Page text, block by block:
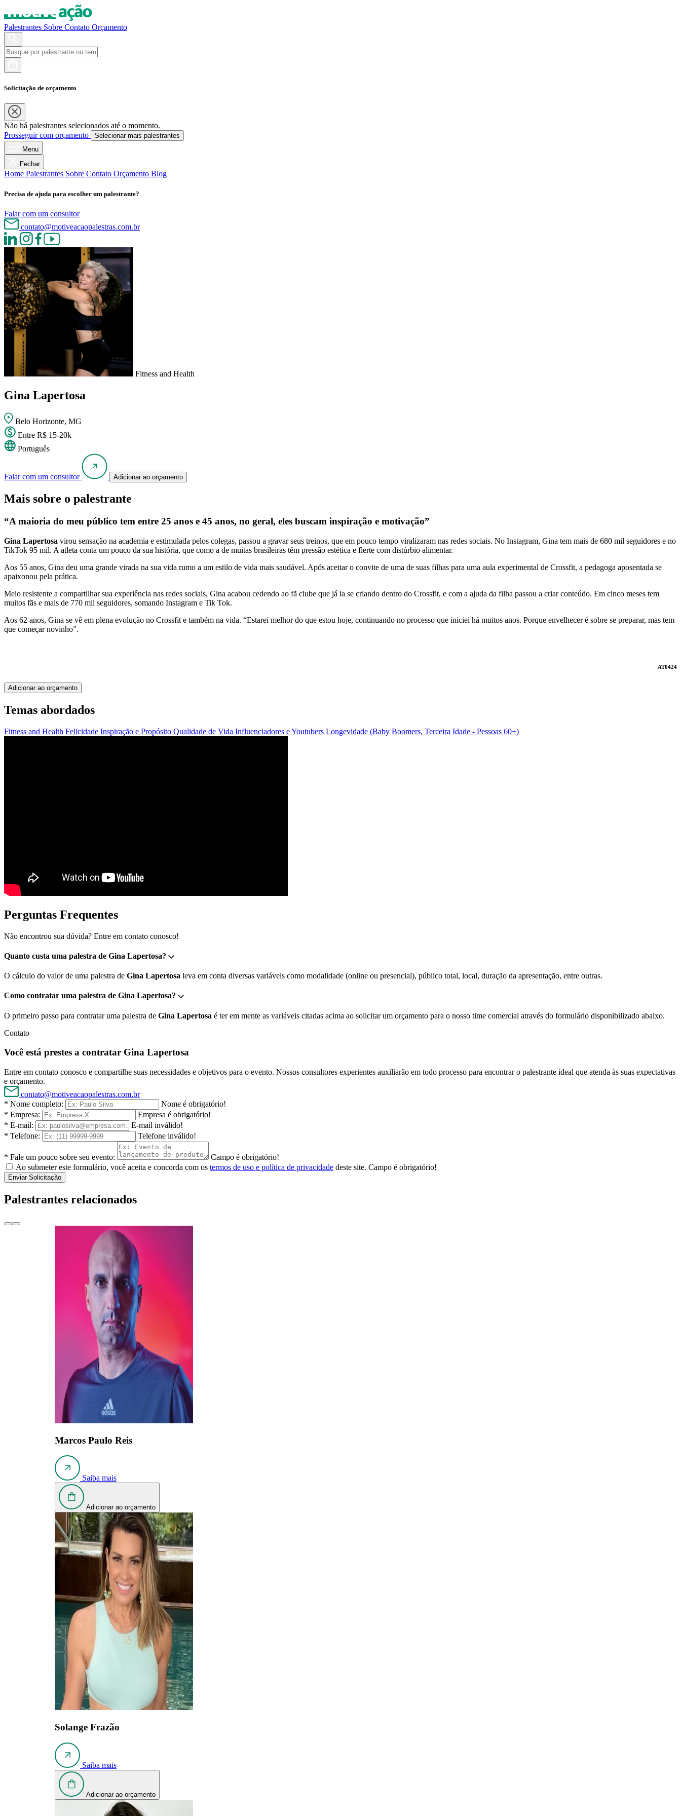
Palestrantes Sobre Contato Orçamento
Solicitação de orçamento
Não há palestrantes selecionados até o momento.
Prosseguir com orçamento
Selecionar mais palestrantes
Menu
Fechar
Home Palestrantes Sobre Contato Orçamento Blog
Precisa de ajuda para escolher um palestrante?
Falar com um consultor
contato@motiveacaopalestras.com.br
Fitness and Health
Gina Lapertosa
Belo Horizonte, MG
Entre R$ 15-20k
Português
Falar com um consultor Adicionar ao orçamento
Mais sobre o palestrante
“A maioria do meu público tem entre 25 anos e 45 anos, no geral, eles buscam inspiração e motivação”
Gina Lapertosa virou sensação na academia e estimulada pelos colegas, passou a gravar seus treinos, que em pouco tempo viralizaram nas redes sociais. No Instagram, Gina tem mais de 680 mil seguidores e no
TikTok 95 mil. A atleta conta um pouco da sua história, que como a de muitas brasileiras têm pressão estética e flerte com distúrbio alimentar.
Aos 55 anos, Gina deu uma grande virada na sua vida rumo a um estilo de vida mais saudável. Após aceitar o convite de uma de suas filhas para uma aula experimental de Crossfit, a pedagoga aposentada se
apaixonou pela prática.
Meio resistente a compartilhar sua experiência nas redes sociais, Gina acabou cedendo ao fã clube que já ia se criando dentro do Crossfit, e com a ajuda da filha passou a criar conteúdo. Em cinco meses tem
muitos fãs e mais de 770 mil seguidores, somando Instagram e Tik Tok.
Aos 62 anos, Gina se vê em plena evolução no Crossfit e também na vida. “Estarei melhor do que estou hoje, continuando no processo que iniciei há muitos anos. Porque envelhecer é sobre se preparar, mas tem
que começar novinho”.
AT0424
Adicionar ao orçamento
Temas abordados
Fitness and Health Felicidade Inspiração e Propósito Qualidade de Vida Influenciadores e Youtubers Longevidade (Baby Boomers, Terceira Idade - Pessoas 60+)
Perguntas Frequentes
Não encontrou sua dúvida? Entre em contato conosco!
Quanto custa uma palestra de Gina Lapertosa?
O cálculo do valor de uma palestra de Gina Lapertosa leva em conta diversas variáveis como modalidade (online ou presencial), público total, local, duração da apresentação, entre outras.
Como contratar uma palestra de Gina Lapertosa?
O primeiro passo para contratar uma palestra de Gina Lapertosa é ter em mente as variáveis citadas acima ao solicitar um orçamento para o nosso time comercial através do formulário disponibilizado abaixo.
Contato
Você está prestes a contratar Gina Lapertosa
Entre em contato conosco e compartilhe suas necessidades e objetivos para o evento. Nossos consultores experientes auxiliarão em todo processo para encontrar o palestrante ideal que atenda às suas expectativas
e orçamento.
contato@motiveacaopalestras.com.br
* Nome completo:
Nome é obrigatório!
* Empresa:
Empresa é obrigatório!
* E-mail:
E-mail inválido!
* Telefone:
Telefone inválido!
* Fale um pouco sobre seu evento:
Campo é obrigatório!
Ao submeter este formulário, você aceita e concorda com os termos de uso e política de privacidade deste site. Campo é obrigatório!
Enviar Solicitação
Palestrantes relacionados
Marcos Paulo Reis
Saiba mais
Adicionar ao orçamento
Solange Frazão
Saiba mais
Adicionar ao orçamento